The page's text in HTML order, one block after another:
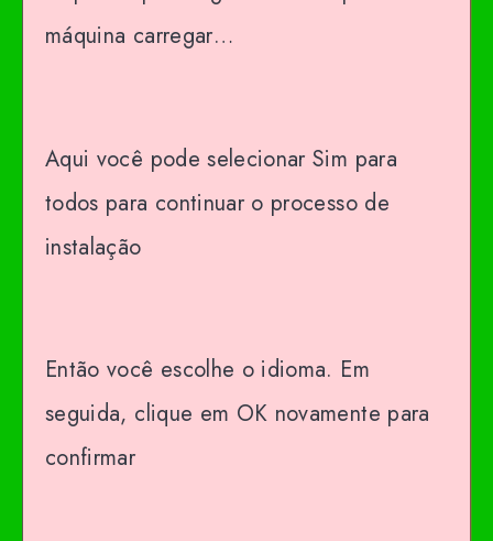
máquina carregar…
Aqui você pode selecionar Sim para
todos para continuar o processo de
instalação
Então você escolhe o idioma. Em
seguida, clique em OK novamente para
confirmar